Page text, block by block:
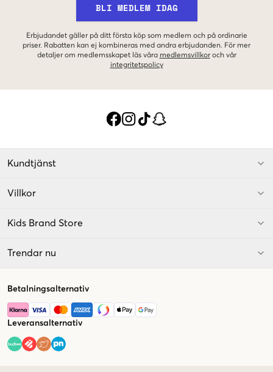
BLI MEDLEM IDAG
Erbjudandet gäller på ditt första köp som medlem och på ordinarie
priser. Rabatten kan ej kombineras med andra erbjudanden. För mer
detaljer om medlemsskapet läs våra medlemsvillkor och vår
integritetspolicy
Kundtjänst
Villkor
Kids Brand Store
Trendar nu
Betalningsalternativ
Leveransalternativ